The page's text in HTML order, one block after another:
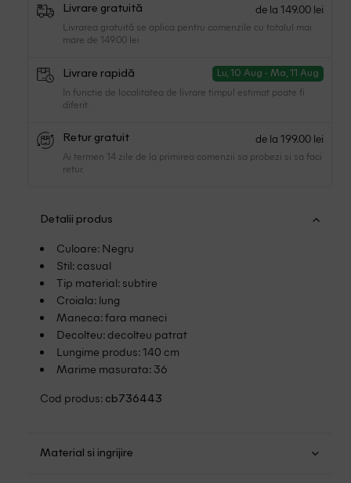
Livrare gratuită de la 149.00 lei
Livrarea gratuită se aplica pentru comenzile cu totalul mai
mare de 149.00 lei
Livrare rapidă Lu, 10 Aug - Ma, 11 Aug
In functie de localitatea de livrare timpul estimat poate fi
diferit.
Retur gratuit de la 199.00 lei
Ai termen 14 zile de la primirea comenzii sa probezi si sa faci
retur.
Detalii produs
Culoare: Negru
Stil: casual
Tip material: subtire
Croiala: lung
Maneca: fara maneci
Decolteu: decolteu patrat
Lungime produs: 140 cm
Marime masurata: 36
Cod produs: cb736443
Material si ingrijire